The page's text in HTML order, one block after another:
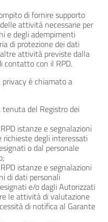
di fornire supporto
attività necessarie per
e degli adempimenti
di protezione dei dati
attività previste dalla
contatto con il RPD.
è chiamato a
del Registro dei
istanze e segnalazioni
degli interessati
o dal personale
istanze e segnalazioni
di dati personali
e/o dagli Autorizzati
le attività di valutazione
di notifica al Garante